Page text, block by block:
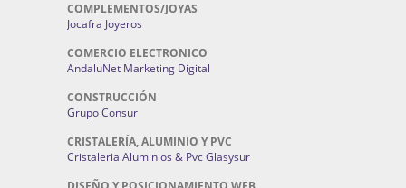
COMPLEMENTOS/JOYAS
Jocafra Joyeros
COMERCIO ELECTRONICO
AndaluNet Marketing Digital
CONSTRUCCIÓN
Grupo Consur
CRISTALERÍA, ALUMINIO Y PVC
Cristaleria Aluminios & Pvc Glasysur